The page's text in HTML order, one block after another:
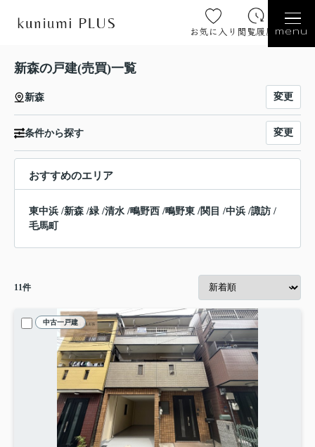
お気に入り 閲覧履歴 menu
新森の戸建(売買)一覧
新森 変更
条件から探す 変更
おすすめのエリア
東中浜 /新森 /緑/清水 /鴫野西 /鴫野東 /関目 /中浜 /諏訪 /
毛馬町
11件
中古一戸建